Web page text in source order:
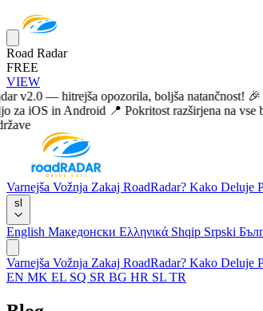
Road Radar
FREE
VIEW
— hitrejša opozorila, boljša natančnost!🎉 Zdaj
in Android📍 Pokritost razširjena na vse
Varnejša Vožnja Zakaj RoadRadar? Kako Deluje
sl
English Македонски Ελληνικά Shqip Srpski
Varnejša Vožnja Zakaj RoadRadar? Kako Deluje
EN MK EL SQ SR BG HR SL TR